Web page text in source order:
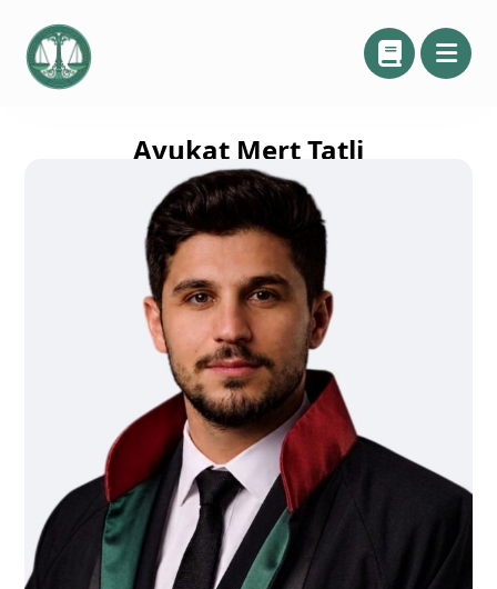
Avukat Mert Tatli